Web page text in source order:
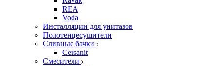
REA
Voda
Инсталляции для унитазов
Полотенцесушители
Сливные бачки
Cersanit
Смесители